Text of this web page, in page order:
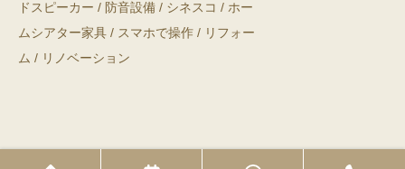
ドスピーカー / 防音設備 / シネスコ / ホー
ムシアター家具 / スマホで操作 / リフォー
ム / リノベーション